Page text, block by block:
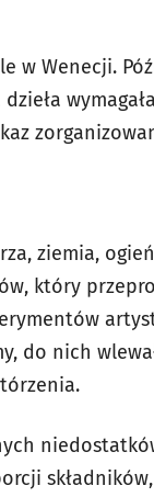
w Wenecji.
ziemia,
który
do nich